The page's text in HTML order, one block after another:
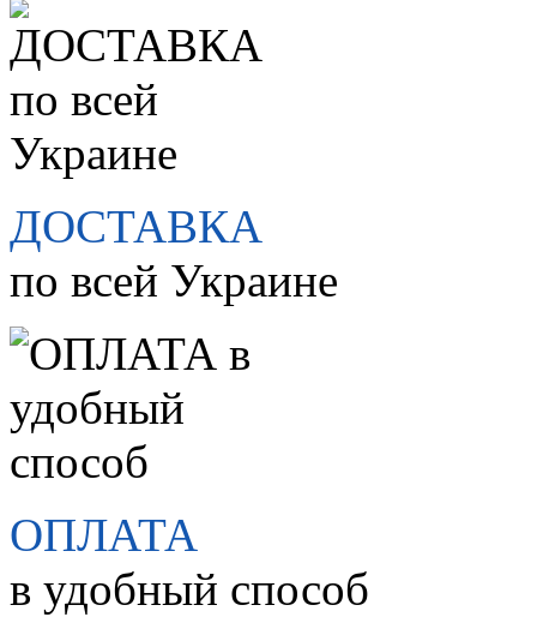
ДОСТАВКА
по всей Украине
ОПЛАТА
в удобный способ